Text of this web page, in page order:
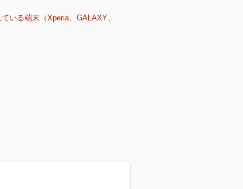
いる端末（Xperia、GALAXY、